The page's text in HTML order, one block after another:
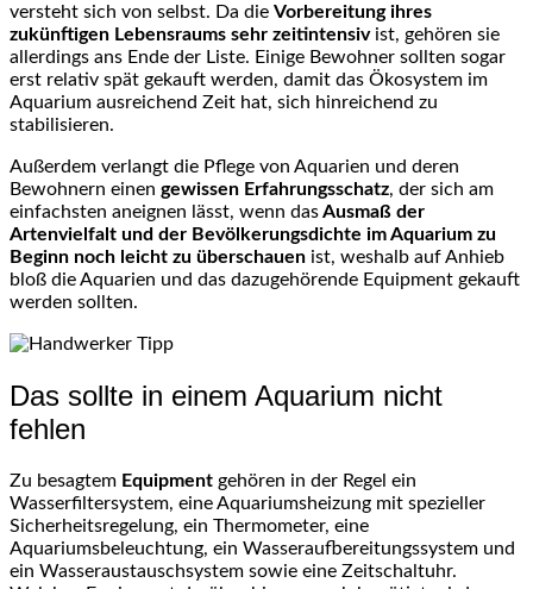
versteht sich von selbst. Da die Vorbereitung ihres
zukünftigen Lebensraums sehr zeitintensivist, gehören sie
allerdings ans Ende der Liste. Einige Bewohner sollten sogar
erst relativ spät gekauft werden, damit das Ökosystem im
Aquarium ausreichend Zeit hat, sich hinreichend zu
stabilisieren.
Außerdem verlangt die Pflege von Aquarien und deren
Bewohnern einen gewissen Erfahrungsschatz, der sich am
einfachsten aneignen lässt, wenn dasAusmaß der
Artenvielfalt und der Bevölkerungsdichte im Aquarium zu
Beginn noch leicht zu überschauen ist, weshalb auf Anhieb
bloß die Aquarien und das dazugehörende Equipment gekauft
werden sollten.
Das sollte in einem Aquarium nicht
fehlen
Zu besagtem Equipment gehören in der Regel ein
Wasserfiltersystem, eine Aquariumsheizung mit spezieller
Sicherheitsregelung, ein Thermometer, eine
Aquariumsbeleuchtung, ein Wasseraufbereitungssystem und
ein Wasseraustauschsystem sowie eine Zeitschaltuhr.